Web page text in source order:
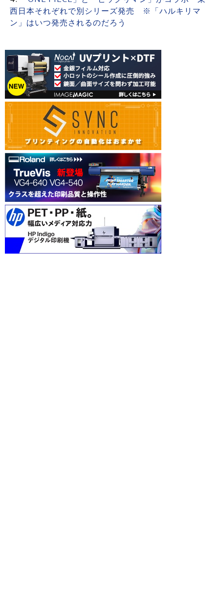
西日本それぞれで別シリーズ発売 ※「ハルキリマ
ン」はいつ発売されるのだろう